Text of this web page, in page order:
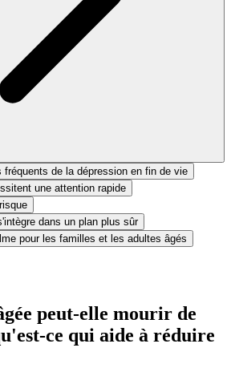
fréquents de la dépression en fin de vie
une attention rapide
dans un plan plus sûr
pour les familles et les adultes âgés
peut-elle mourir de
ce qui aide à réduire